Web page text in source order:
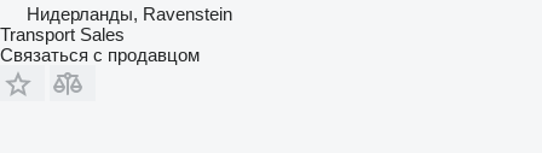
Нидерланды, Ravenstein
Transport Sales
Связаться с продавцом